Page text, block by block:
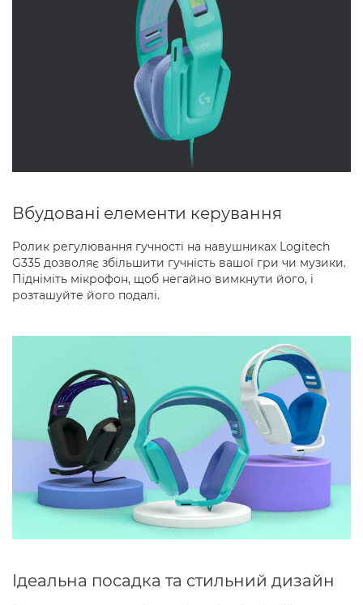
Вбудовані елементи керування
Ролик регулювання гучності на навушниках Logitech
G335 дозволяє збільшити гучність вашої гри чи музики.
Підніміть мікрофон, щоб негайно вимкнути його, і
розташуйте його подалі.
Ідеальна посадка та стильний дизайн